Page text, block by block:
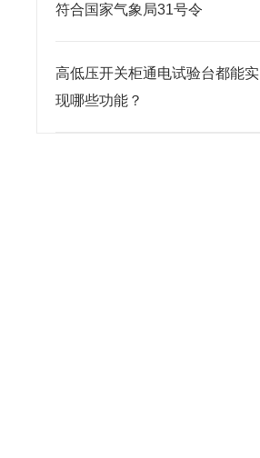
符合国家气象局31号令
高低压开关柜通电试验台都能实
现哪些功能？